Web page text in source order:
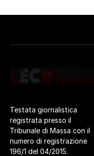
Testata giornalistica
registrata presso il
Tribunale di Massa con il
numero di registrazione
196/1 del 04/2015.